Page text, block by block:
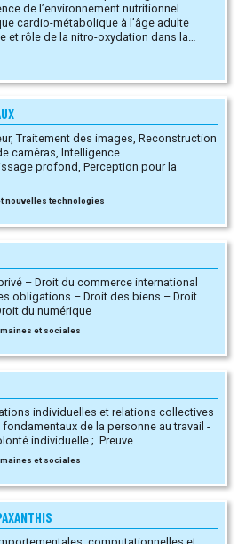
déductive (Études empiriques
de valider ou d’invalider des
de modèles théoriques).
cardio-métabolique à l’âge adulte
et rôle de la nitro-oxydation dans la
Développement et études
et d’infarctus du myocarde
Intelligence
Perception pour la
nouvelles technologies
– Droit du commerce international
obligations – Droit des biens – Droit
du numérique
et sociales
individuelles et relations collectives
discrimination ; Volonté individuelle ; Preuve.
et sociales